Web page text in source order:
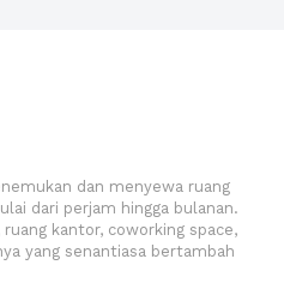
dan menyewa ruang
dari perjam hingga bulanan.
kantor, coworking space,
yang senantiasa bertambah